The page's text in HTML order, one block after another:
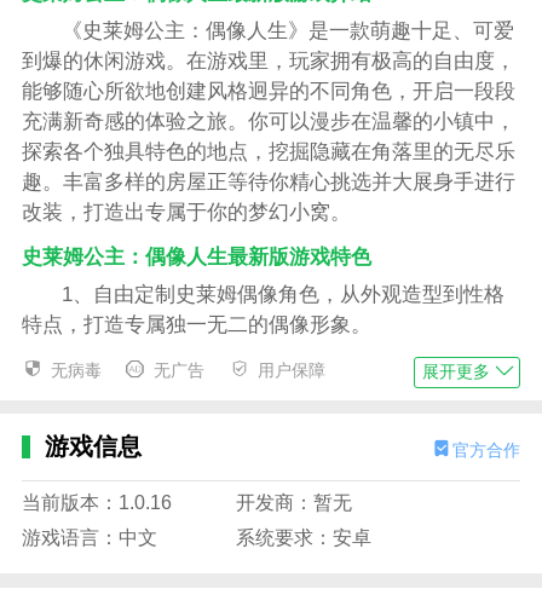
《史莱姆公主：偶像人生》是一款萌趣十足、可爱
到爆的休闲游戏。在游戏里，玩家拥有极高的自由度，
能够随心所欲地创建风格迥异的不同角色，开启一段段
充满新奇感的体验之旅。你可以漫步在温馨的小镇中，
探索各个独具特色的地点，挖掘隐藏在角落里的无尽乐
趣。丰富多样的房屋正等待你精心挑选并大展身手进行
改装，打造出专属于你的梦幻小窝。
史莱姆公主：偶像人生最新版游戏特色
1、自由定制史莱姆偶像角色，从外观造型到性格
特点，打造专属独一无二的偶像形象。
2、精心装饰偶像房间，布置各种可爱家具和装饰
3、带领史莱姆偶像参与舞台表演训练，提升表演
技能，在耀眼舞台上展现迷人魅力。
4、创新的史莱姆偶像题材，打破传统偶像养成框
架，为玩家带来前所未有的新鲜感。
无病毒 无广告 用户保障 展开更多
游戏信息 官方合作
当前版本：1.0.16
开发商：暂无
游戏语言：中文
系统要求：安卓